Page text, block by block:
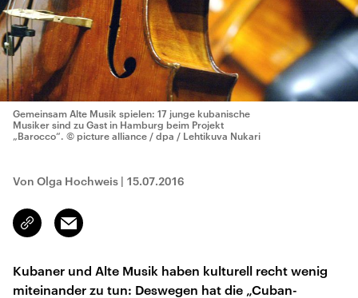
Gemeinsam Alte Musik spielen: 17 junge kubanische
Musiker sind zu Gast in Hamburg beim Projekt
„Barocco“. © picture alliance / dpa / Lehtikuva Nukari
Von Olga Hochweis | 15.07.2016
Link
kopieren/teilen
Email
Kubaner und Alte Musik haben kulturell recht wenig
miteinander zu tun: Deswegen hat die „Cuban-